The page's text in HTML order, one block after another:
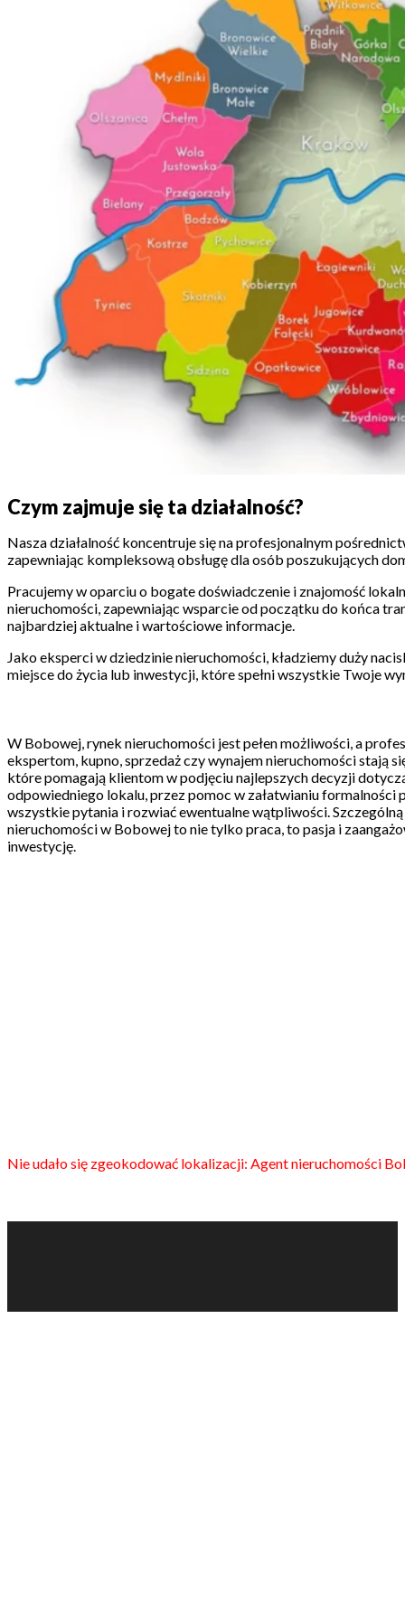
Czym zajmuje się ta działalność?
Nasza działalność koncentruje się na profesjonalnym
zapewniając kompleksową obsługę dla osób poszukujących
Pracujemy w oparciu o bogate doświadczenie i znajomość
nieruchomości, zapewniając wsparcie od początku do końca
najbardziej aktualne i wartościowe informacje.
Jako eksperci w dziedzinie nieruchomości, kładziemy duży
miejsce do życia lub inwestycji, które spełni wszystkie Twoje
W Bobowej, rynek nieruchomości jest pełen możliwości, a
ekspertom, kupno, sprzedaż czy wynajem nieruchomości stają
które pomagają klientom w podjęciu najlepszych decyzji
odpowiedniego lokalu, przez pomoc w załatwianiu
wszystkie pytania i rozwiać ewentualne wątpliwości.
nieruchomości w Bobowej to nie tylko praca, to pasja i
inwestycję.
Nie udało się zgeokodować lokalizacji: Agent nieruchomości